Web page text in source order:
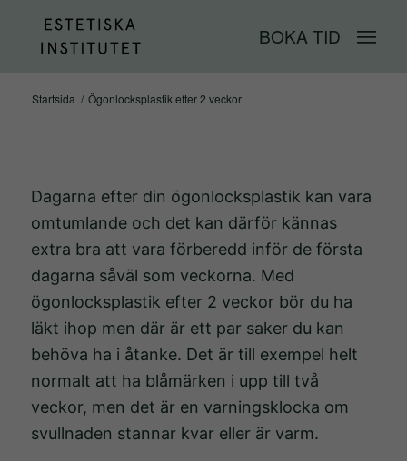
BOKA TID
Startsida / Ögonlocksplastik efter 2 veckor
Dagarna efter din ögonlocksplastik kan vara
omtumlande och det kan därför kännas
extra bra att vara förberedd inför de första
dagarna såväl som veckorna. Med
ögonlocksplastik efter 2 veckor bör du ha
läkt ihop men där är ett par saker du kan
behöva ha i åtanke. Det är till exempel helt
normalt att ha blåmärken i upp till två
veckor, men det är en varningsklocka om
svullnaden stannar kvar eller är varm.